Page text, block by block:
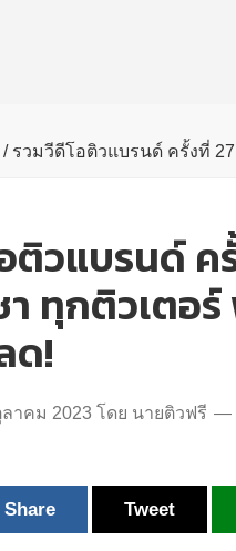
/รวมวีดีโอติวแบรนด์ ครั้งที่
ติวแบรนด์ ค
ทุกติวเตอ
ด!
ลาคม 2023 โดย นายติวฟรี
Share Tweet